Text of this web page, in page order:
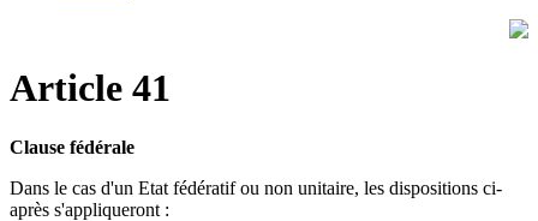
Article 41
Clause fédérale
Dans le cas d'un Etat fédératif ou non unitaire, les dispositions ci-
après s'appliqueront :